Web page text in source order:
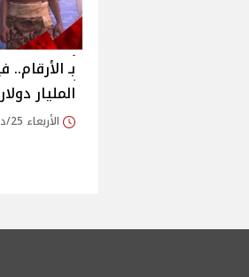
المليار
الأربعاء 25/ديسمبر/2024 - 01:22 م